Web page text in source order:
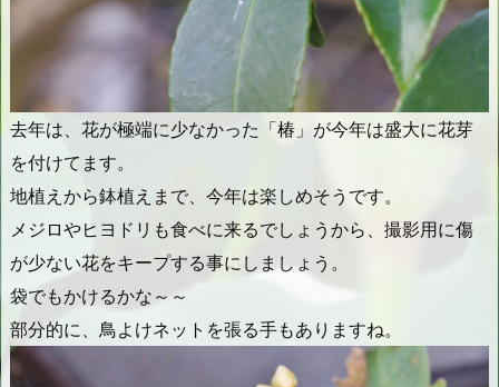
去年は、花が極端に少なかった「椿」が今年は盛大に花芽
を付けてます。
地植えから鉢植えまで、今年は楽しめそうです。
メジロやヒヨドリも食べに来るでしょうから、撮影用に傷
が少ない花をキープする事にしましょう。
袋でもかけるかな～～
部分的に、鳥よけネットを張る手もありますね。